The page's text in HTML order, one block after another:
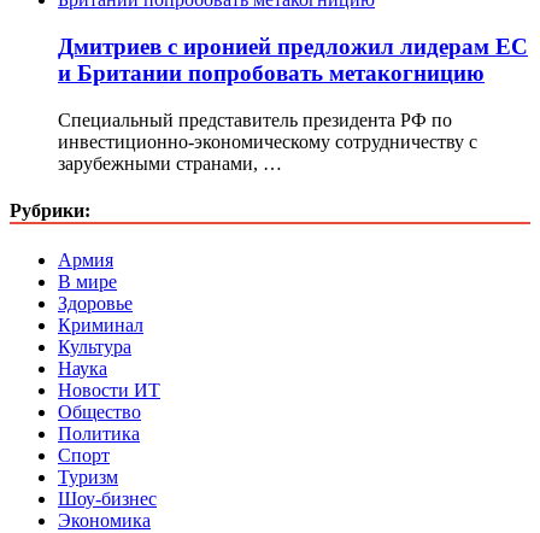
Дмитриев с иронией предложил лидерам ЕС
и Британии попробовать метакогницию
Специальный представитель президента РФ по
инвестиционно-экономическому сотрудничеству с
зарубежными странами, …
Рубрики:
Армия
В мире
Здоровье
Криминал
Культура
Наука
Новости ИТ
Общество
Политика
Спорт
Туризм
Шоу-бизнес
Экономика